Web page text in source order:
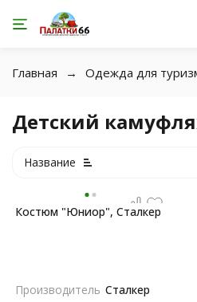
Главная Одежда для
Детский
Название
Костюм "Юниор", Сталкер
Производитель Сталкер